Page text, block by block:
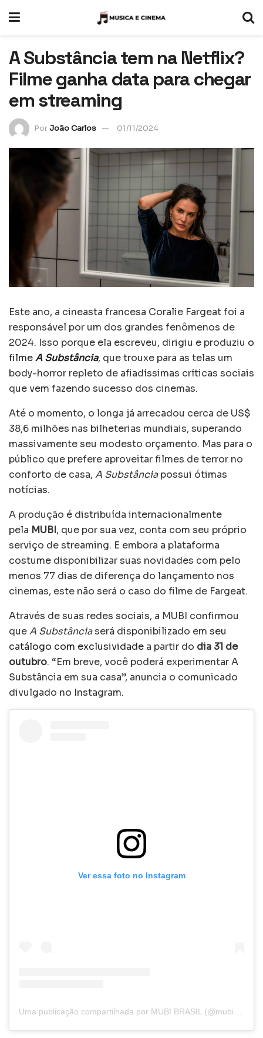
A Substância tem na Netflix?
Filme ganha data para chegar
em streaming
PorJoão Carlos 01/11/2024
Este ano, a cineasta francesa Coralie Fargeat foi a
responsável por um dos grandes fenômenos de
2024. Isso porque ela escreveu, dirigiu e produziu o
filmeA Substância, que trouxe para as telas um
body-horror repleto de afiadíssimas críticas sociais
que vem fazendo sucesso dos cinemas.
Até o momento, o longa já arrecadou cerca de US$
38,6 milhões nas bilheterias mundiais, superando
massivamente seu modesto orçamento. Mas para o
público que prefere aproveitar filmes de terror no
conforto de casa, A Substânciapossui ótimas
notícias.
A produção é distribuída internacionalmente
pela MUBI, que por sua vez, conta com seu próprio
serviço de streaming. E embora a plataforma
costume disponibilizar suas novidades com pelo
menos 77 dias de diferença do lançamento nos
cinemas, este não será o caso do filme de Fargeat.
Através de suas redes sociais, a MUBI confirmou
queA Substânciaserá disponibilizado em seu
catálogo com exclusividade a partir do dia 31 de
outubro. “Em breve, você poderá experimentar A
Substância em sua casa”, anuncia o comunicado
divulgado no Instagram.
Ver essa foto no Instagram